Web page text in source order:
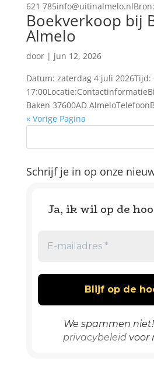
621
Boekverkoop bij
Almelo
door | jun 12, 2026
Datum: zaterdag 4 juli 2026Tijd:
Baken 37600AD
« Vorige Pagina
Schrijf je in op onze
Ja, ik wil op de
We spammen
privacybeleidvoor